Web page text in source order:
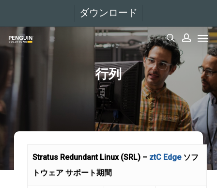
ン
ツ
ダウンロード
検索
行列
Stratus Redundant Linux (SRL) – ztC Edgeソフ
トウェア サポート期間